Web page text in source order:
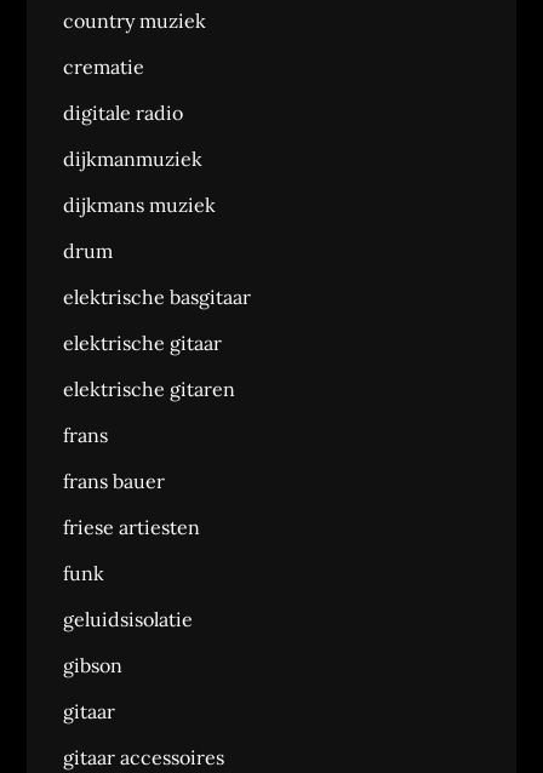
country muziek
crematie
digitale radio
dijkmanmuziek
dijkmans muziek
drum
elektrische basgitaar
elektrische gitaar
elektrische gitaren
frans
frans bauer
friese artiesten
funk
geluidsisolatie
gibson
gitaar
gitaar accessoires